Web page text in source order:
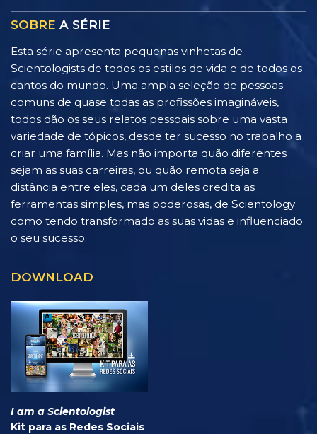
SOBRE A SÉRIE
Esta série apresenta pequenas vinhetas de
Scientologists de todos os estilos de vida e de todos os
cantos do mundo. Uma ampla seleção de pessoas
comuns de quase todas as profissões imagináveis,
todos dão os seus relatos pessoais sobre uma vasta
variedade de tópicos, desde ter sucesso no trabalho a
criar uma família. Mas não importa quão diferentes
sejam as suas carreiras, ou quão remota seja a
distância entre eles, cada um deles credita as
ferramentas simples, mas poderosas, de Scientology
como tendo transformado as suas vidas e influenciado
o seu sucesso.
DOWNLOAD
I am a Scientologist
Kit para as Redes Sociais